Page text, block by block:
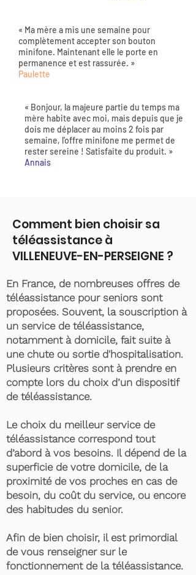
« Ma mère a mis une semaine pour
complètement accepter son bouton
minifone. Maintenant elle le porte en
permanence et est rassurée. »
Paulette
« Bonjour, la majeure partie du temps ma
mère habite avec moi, mais depuis que je
dois me déplacer au moins 2 fois par
semaine, l'offre minifone me permet de
rester sereine ! Satisfaite du produit. »
Annais
Comment bien choisir sa
téléassistance à
VILLENEUVE-EN-PERSEIGNE ?
En France, de nombreuses offres de
téléassistance pour seniors sont
proposées. Souvent, la souscription à
un service de téléassistance,
notamment à domicile, fait suite à
une chute ou sortie d'hospitalisation.
Plusieurs critères sont à prendre en
compte lors du choix d’un dispositif
de téléassistance.
Le choix du meilleur service de
téléassistance correspond tout
d’abord à vos besoins. Il dépend de la
superficie de votre domicile, de la
proximité de vos proches en cas de
besoin, du coût du service, ou encore
des habitudes du senior.
Afin de bien choisir, il est primordial
de vous renseigner sur le
fonctionnement de la téléassistance.